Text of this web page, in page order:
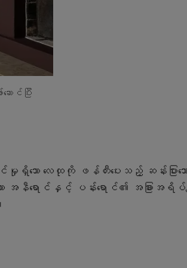
ာင်ပြီး
ာင်မှုရှိသော လေထုကို ဖန်တီးပေးသည့် ဆန်းပြား
အနီရောင်နှင့် ပန်းရောင်၏ အခြားအရိပ်မ